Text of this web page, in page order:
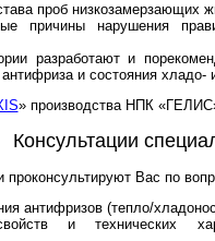
проб низкозамерзающих
причины нарушения
разработают и
и состояния хладо-
» производства НПК
Консультации
Вас по
антифризов (тепло/
и технических